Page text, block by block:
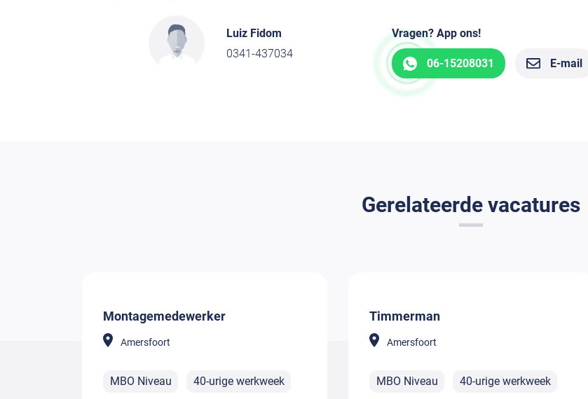
Luiz Fidom
0341-437034
Vragen? App ons!
06-15208031 E-mail
Gerelateerde vacatures
Montagemedewerker
Amersfoort
MBO Niveau 40-urige werkweek
Timmerman
Amersfoort
MBO Niveau 40-urige werkweek